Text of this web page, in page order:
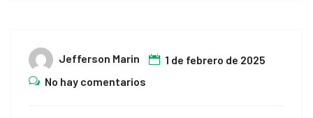
Jefferson Marin
1 de febrero de 2025
No hay comentarios